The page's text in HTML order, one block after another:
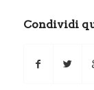
Condividi